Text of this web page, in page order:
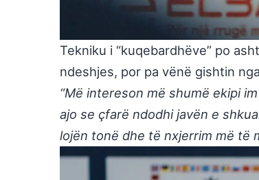
Tekniku i “kuqebardhëve” po
ndeshjes, por pa vënë gishtin
“Më intereson më shumë ekipi
ajo se çfarë ndodhi javën e
lojën tonë dhe të nxjerrim më të